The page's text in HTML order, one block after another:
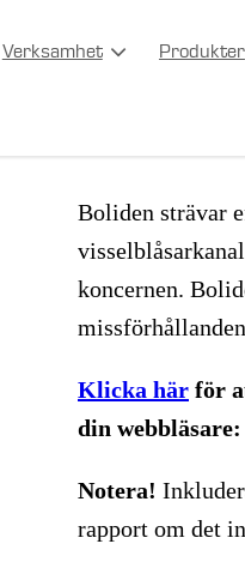
Verksamhet Produkter
Boliden strävar
koncernen.
Klicka här för
din
Notera!
rapport om det